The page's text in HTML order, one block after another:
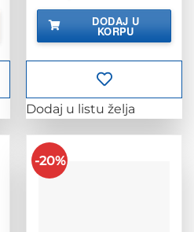
bila
2,250.00 KM.
je:
DODAJ U
KORPU
Dodaj u listu želja
-20%